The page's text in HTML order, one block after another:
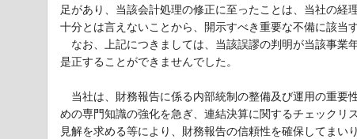
足があり、当該会計処理の修正に至ったことは、当社の経
十分とは言えないことから、開示すべき重要な不備に該当
なお、上記につきましては、当該誤謬の判明が当該事業
是正することができませんでした。
当社は、財務報告に係る内部統制の整備及び運用の重要
めの専門知識の強化を急ぎ、連結決算に関するチェック
見解を求める等により、財務報告の信頼性を確保してまいり